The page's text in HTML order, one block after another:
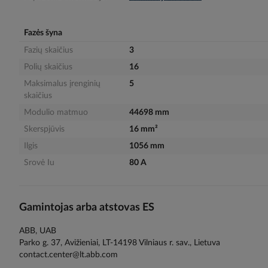
Fazės šyna
Fazių skaičius
3
Polių skaičius
16
Maksimalus įrenginių
skaičius
5
Modulio matmuo
44698 mm
Skerspjūvis
16 mm²
Ilgis
1056 mm
Srovė Iu
80 A
Gamintojas arba atstovas ES
ABB, UAB
Parko g. 37, Avižieniai, LT-14198 Vilniaus r. sav., Lietuva
contact.center@lt.abb.com